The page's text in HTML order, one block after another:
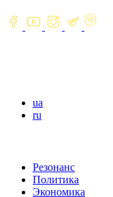
ua
ru
Резонанс
Политика
Экономика